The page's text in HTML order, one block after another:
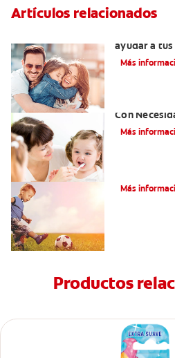
Artículos relacionados
ayudar a
Más
Con
Más
Más
Productos